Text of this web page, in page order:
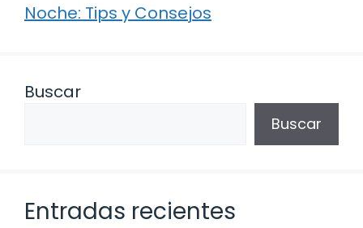
Noche: Tips y Consejos
Buscar
Buscar
Entradas recientes